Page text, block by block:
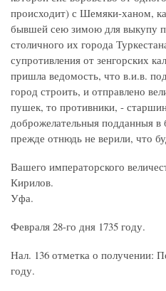
происходит) с Шемяки-ханом,
бывшей сею зимою для выкупу
столичного их города
супротивления от зенгорских
пришла ведомость, что в.и.в.
город строить, и отправлено
пушек, то противники, -
доброжелательныя подданныя
прежде отнюдь не верили, что
Вашего императорского
Кирилов.
Уфа.
Февраля 28-го дня 1735 году.
Нал. 136 отметка о получении:
году.